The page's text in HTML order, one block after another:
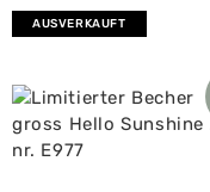
AUSVERKAUFT